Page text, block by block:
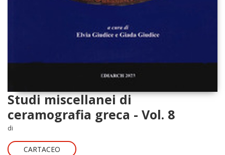
Studi miscellanei di
ceramografia greca - Vol. 8
di
CARTACEO